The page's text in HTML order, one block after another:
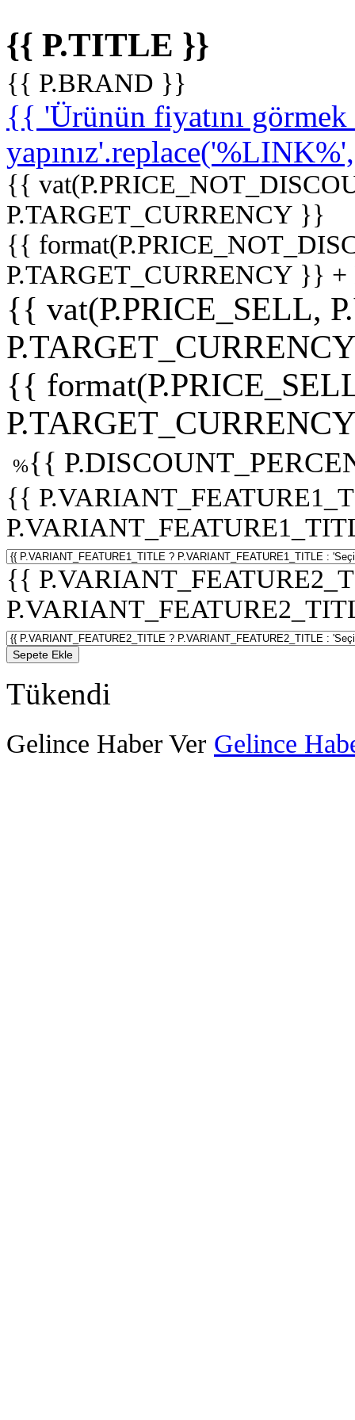
{{ P.TITLE }}
{{ P.BRAND }}
{{ 'Ürünün fiyatını
{{
P.TARGET_CURRENCY }}
{{
P.TARGET_CURRENCY }}
{{ vat(P.PRICE_SELL,
{{
%{{
{{
{{
Sepete Ekle
Tükendi
Gelince Haber Ver Gelince